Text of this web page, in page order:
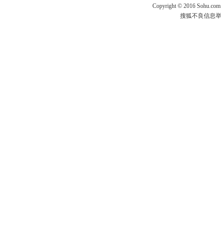
Copyright © 2016
搜狐不良信息